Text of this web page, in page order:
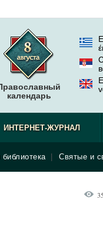
календарь
Святые и
ИНТЕРНЕТ-ЖУРНАЛ